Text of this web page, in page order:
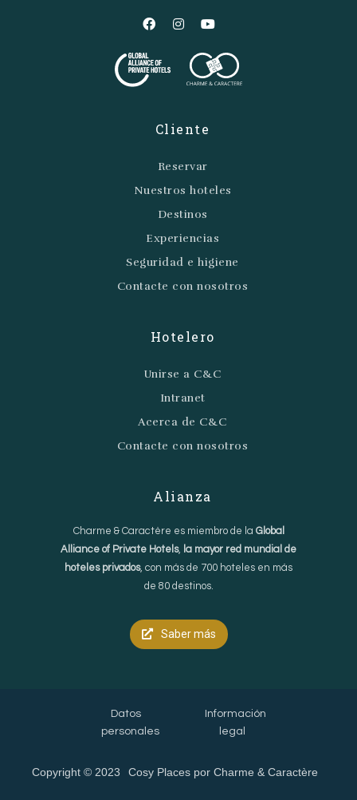
Cliente
Reservar
Nuestros hoteles
Destinos
Experiencias
Seguridad e higiene
Contacte con nosotros
Hotelero
Unirse a C&C
Intranet
Acerca de C&C
Contacte con nosotros
Alianza
Charme & Caractère es miembro de la Global
Alliance of Private Hotels, la mayor red mundial de
hoteles privados, con más de 700 hoteles en más
de 80 destinos.
Saber más
Copyright © 2023 Cosy Places por Charme & Caractère
Datos
personales
Información
legal